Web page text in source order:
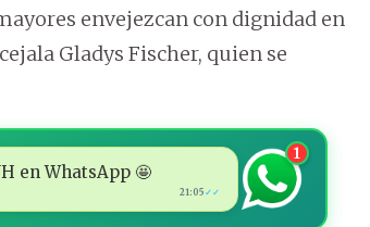
envejezcan con dignidad en
Gladys Fischer, quien se
en WhatsApp 🤩
21:05 ✓✓
1